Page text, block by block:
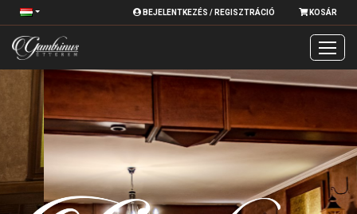
BEJELENTKEZÉS / REGISZTRÁCIÓ KOSÁR